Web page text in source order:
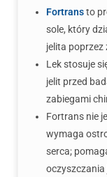
Fortransto
sole, który
jelita poprzez
Lek stosuje
jelit przed
zabiegami
Fortrans nie
wymaga
serca;
oczyszczania